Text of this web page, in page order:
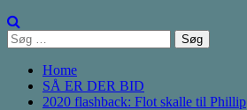
Søg
efter:
Home
SÅ ER DER BID
2020 flashback: Flot skalle til Phillip